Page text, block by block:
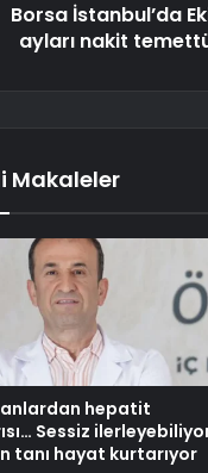
Borsa İstanbul’da
ayları nakit
Makaleler
hepatit
Sessiz
tanı hayat kurtarıyor